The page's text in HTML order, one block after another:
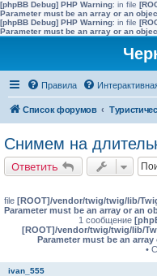
[phpBB Debug] PHP Warning: in file
Parameter must be an array or an
[phpBB Debug] PHP Warning: in file
Parameter must be an array or an
Правила
Список форумов
Снимем на
Ответить
file [ROOT]/vendor/twig/twig/lib/
Parameter must be an array or an
1 сообщение
[ROOT]/vendor/twig/twig/lib/
Parameter must be an
•
ivan_555